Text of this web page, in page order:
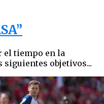
el tiempo en la
objetivos...